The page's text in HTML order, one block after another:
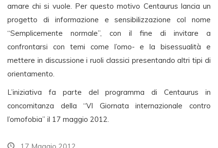
amare chi si vuole. Per questo motivo Centaurus lancia un
progetto di informazione e sensibilizzazione col nome
“Semplicemente normale”, con il fine di invitare a
confrontarsi con temi come l’omo- e la bisessualità e
mettere in discussione i ruoli classici presentando altri tipi di
orientamento.
L’iniziativa fa parte del programma di Centaurus in
concomitanza della “VI Giornata internazionale contro
l’omofobia” il 17 maggio 2012.